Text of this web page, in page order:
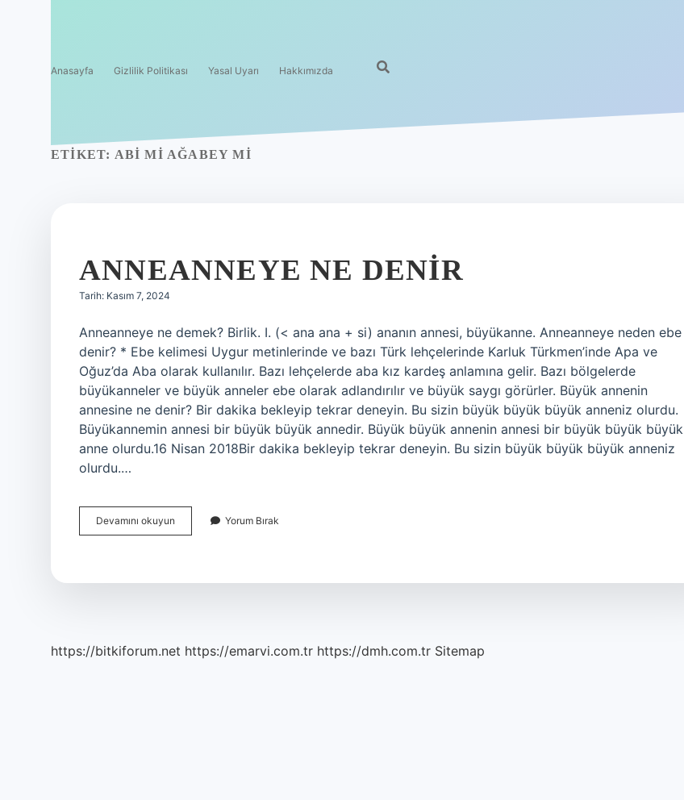
Anasayfa Gizlilik Politikası Yasal Uyarı Hakkımızda
ETIKET: ABI MI AĞABEY MI
ANNEANNEYE NE DENIR
Tarih: Kasım 7, 2024
Anneanneye ne demek? Birlik. I. (< ana ana + si) ananın annesi, büyükanne. Anneanneye neden ebe
denir? * Ebe kelimesi Uygur metinlerinde ve bazı Türk lehçelerinde Karluk Türkmen’inde Apa ve
Oğuz’da Aba olarak kullanılır. Bazı lehçelerde aba kız kardeş anlamına gelir. Bazı bölgelerde
büyükanneler ve büyük anneler ebe olarak adlandırılır ve büyük saygı görürler. Büyük annenin
annesine ne denir? Bir dakika bekleyip tekrar deneyin. Bu sizin büyük büyük büyük anneniz olurdu.
Büyükannemin annesi bir büyük büyük annedir. Büyük büyük annenin annesi bir büyük büyük büyük
anne olurdu.16 Nisan 2018Bir dakika bekleyip tekrar deneyin. Bu sizin büyük büyük büyük anneniz
olurdu.…
Devamını okuyun Anneanneye
Ne
Yorum Bırak
https://bitkiforum.net https://emarvi.com.tr https://dmh.com.tr Sitemap